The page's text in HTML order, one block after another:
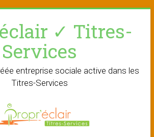
✓ Titres-
Services
entreprise sociale active dans les
Titres-Services